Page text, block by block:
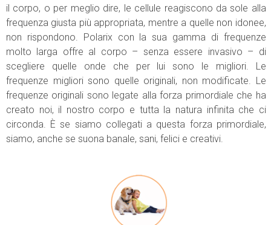
il corpo, o per meglio dire, le cellule reagiscono da sole alla
frequenza giusta più appropriata, mentre a quelle non idonee,
non rispondono. Polarix con la sua gamma di frequenze
molto larga offre al corpo – senza essere invasivo – di
scegliere quelle onde che per lui sono le migliori. Le
frequenze migliori sono quelle originali, non modificate. Le
frequenze originali sono legate alla forza primordiale che ha
creato noi, il nostro corpo e tutta la natura infinita che ci
circonda. È se siamo collegati a questa forza primordiale,
siamo, anche se suona banale, sani, felici e creativi.